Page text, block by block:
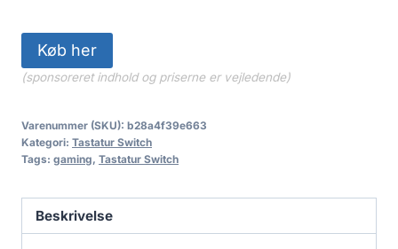
Køb her
(sponsoreret indhold og priserne er vejledende)
Varenummer (SKU): b28a4f39e663
Kategori: Tastatur Switch
Tags: gaming, Tastatur Switch
Beskrivelse